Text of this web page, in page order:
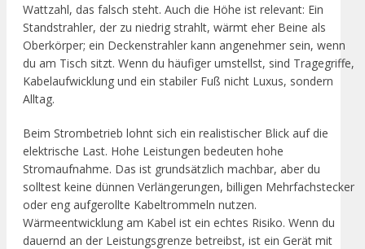
Wattzahl, das falsch steht. Auch die Höhe ist relevant: Ein
Standstrahler, der zu niedrig strahlt, wärmt eher Beine als
Oberkörper; ein Deckenstrahler kann angenehmer sein, wenn
du am Tisch sitzt. Wenn du häufiger umstellst, sind Tragegriffe,
Kabelaufwicklung und ein stabiler Fuß nicht Luxus, sondern
Alltag.
Beim Strombetrieb lohnt sich ein realistischer Blick auf die
elektrische Last. Hohe Leistungen bedeuten hohe
Stromaufnahme. Das ist grundsätzlich machbar, aber du
solltest keine dünnen Verlängerungen, billigen Mehrfachstecker
oder eng aufgerollte Kabeltrommeln nutzen.
Wärmeentwicklung am Kabel ist ein echtes Risiko. Wenn du
dauernd an der Leistungsgrenze betreibst, ist ein Gerät mit